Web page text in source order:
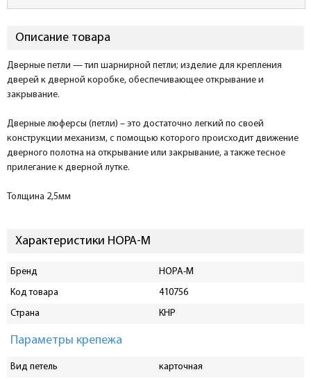
Описание товара
Дверные петли — тип шарнирной петли; изделие для крепления
дверей к дверной коробке, обеспечивающее открывание и
закрывание.
Дверные люферсы (петли) – это достаточно легкий по своей
конструкции механизм, с помощью которого происходит движение
дверного полотна на открывание или закрывание, а также тесное
прилегание к дверной лутке.
Толщина 2,5мм
Характеристики НОРА-М
Бренд
НОРА-М
Код товара
410756
Страна
КНР
Параметры крепежа
Вид петель
карточная